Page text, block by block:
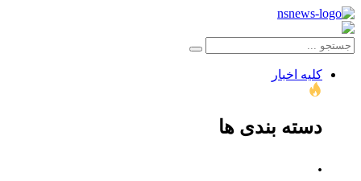
کلیه اخبار
دسته بندی ها
.